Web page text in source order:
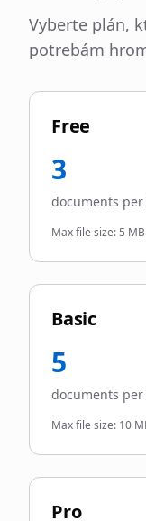
Vyberte plán,
potrebám
Free
3
documents
Max file size: 5
Basic
5
documents
Max file size: 10
Pro